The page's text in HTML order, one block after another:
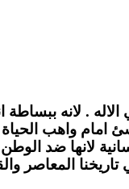
. لانه
امام واهب
لانها ضد الوطن
تاريخنا